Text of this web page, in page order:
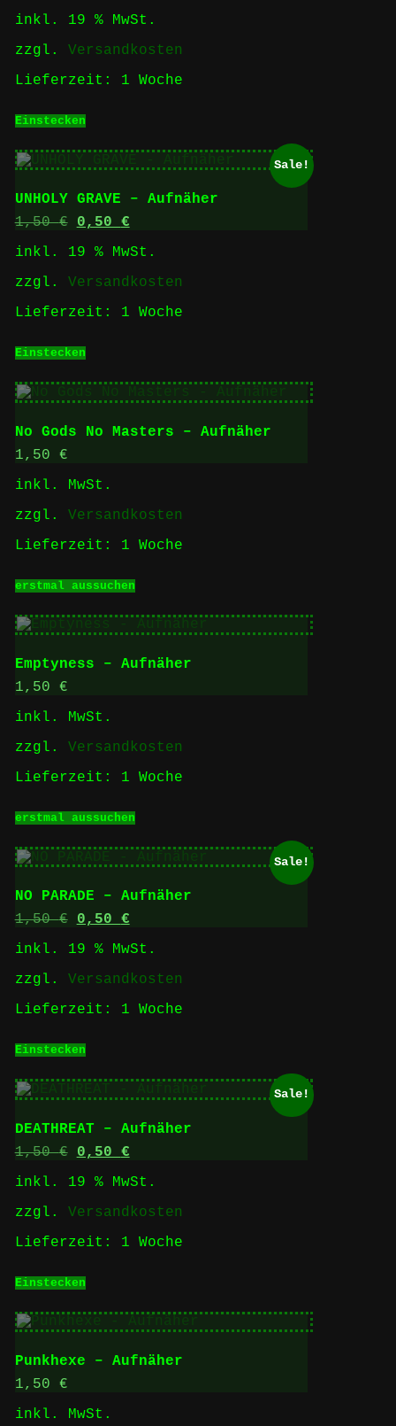
auf
Produktseite
werden
war:
ist:
inkl. 19 % MwSt.
zzgl. Versandkosten
Lieferzeit: 1 Woche
Einstecken
Sale!
UNHOLY GRAVE – Aufnäher
1,50€
Ursprünglicher
war:
0,50 €Aktueller
ist:
inkl. 19 % MwSt.
zzgl. Versandkosten
Lieferzeit: 1 Woche
Einstecken
No Gods No Masters – Aufnäher
1,50 €
inkl. MwSt.
zzgl. Versandkosten
Lieferzeit: 1 Woche
erstmal aussuchenProdukt
mehrere
Varianten
auf.
Die
Produktseite
werden
Emptyness – Aufnäher
1,50 €
inkl. MwSt.
zzgl. Versandkosten
Lieferzeit: 1 Woche
erstmal aussuchenProdukt
mehrere
Varianten
auf.
Die
auf
Produktseite
werden
Sale!
NO PARADE – Aufnäher
1,50€
Ursprünglicher
war:
0,50 €Aktueller
ist:
inkl. 19 % MwSt.
zzgl. Versandkosten
Lieferzeit: 1 Woche
Einstecken
Sale!
DEATHREAT – Aufnäher
1,50€
Ursprünglicher
war:
0,50 €Aktueller
ist:
inkl. 19 % MwSt.
zzgl. Versandkosten
Lieferzeit: 1 Woche
Einstecken
Punkhexe – Aufnäher
1,50 €
inkl. MwSt.